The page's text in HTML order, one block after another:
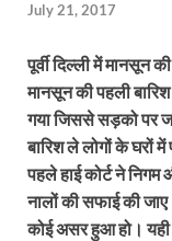
July 21, 2017
पूर्वी दिल्ली में मानसून
मानसून की पहली
गया जिससे सड़को पर
बारिश ले लोगों के घरों
पहले हाई कोर्ट ने
नालों की सफाई की
कोई असर हुआ हो। यही